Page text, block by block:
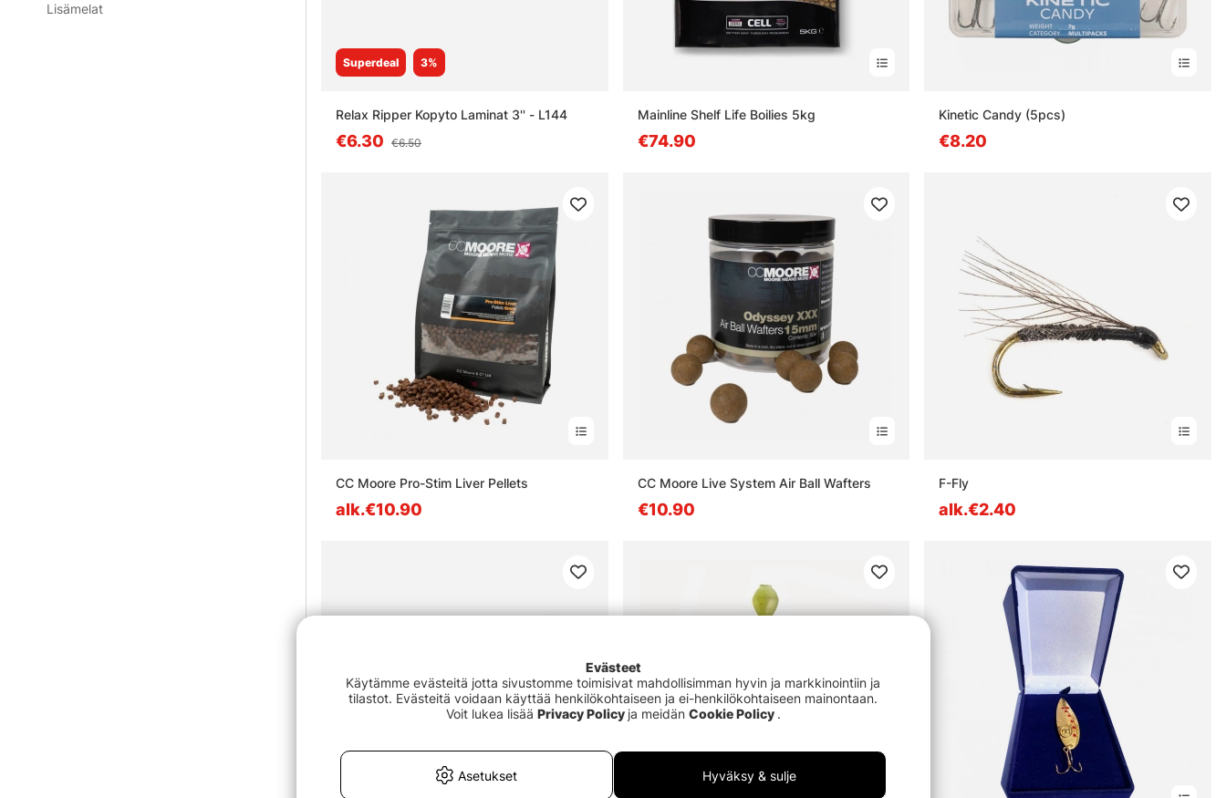
Lisämelat
Superdeal 3%
Relax Ripper Kopyto Laminat 3'' - L144
€6.30 €6.50
Mainline Shelf Life Boilies 5kg
€74.90
Kinetic Candy (5pcs)
€8.20
CC Moore Pro-Stim Liver Pellets
alk.€10.90
CC Moore Live System Air Ball Wafters
€10.90
F-Fly
alk.€2.40
Evästeet
Käytämme evästeitä jotta sivustomme toimisivat mahdollisimman hyvin ja markkinointiin ja
tilastot. Evästeitä voidaan käyttää henkilökohtaiseen ja ei-henkilökohtaiseen mainontaan.
Voit lukea lisää Privacy Policy ja meidän Cookie Policy .
Asetukset Hyväksy & sulje